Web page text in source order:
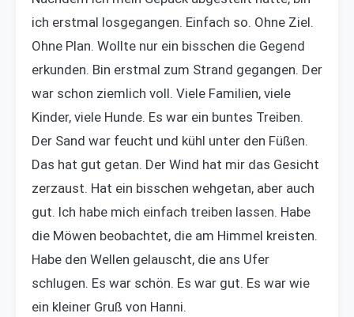
ich erstmal losgegangen. Einfach so. Ohne Ziel.
Ohne Plan. Wollte nur ein bisschen die Gegend
erkunden. Bin erstmal zum Strand gegangen. Der
war schon ziemlich voll. Viele Familien, viele
Kinder, viele Hunde. Es war ein buntes Treiben.
Der Sand war feucht und kühl unter den Füßen.
Das hat gut getan. Der Wind hat mir das Gesicht
zerzaust. Hat ein bisschen wehgetan, aber auch
gut. Ich habe mich einfach treiben lassen. Habe
die Möwen beobachtet, die am Himmel kreisten.
Habe den Wellen gelauscht, die ans Ufer
schlugen. Es war schön. Es war gut. Es war wie
ein kleiner Gruß von Hanni.